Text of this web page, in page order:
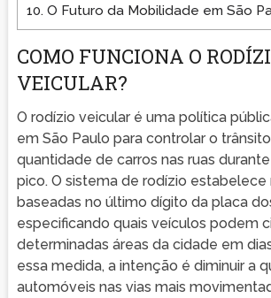
10. O Futuro da Mobilidade em São
COMO FUNCIONA O
VEICULAR?
O rodízio veicular é uma política
em São Paulo para controlar o
quantidade de carros nas ruas
pico. O sistema de rodízio estabelece
baseadas no último dígito da placa
especificando quais veículos podem
determinadas áreas da cidade em
essa medida, a intenção é diminuir a
automóveis nas vias mais